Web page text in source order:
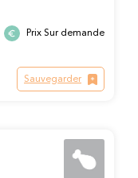
Prix Sur demande
Sauvegarder